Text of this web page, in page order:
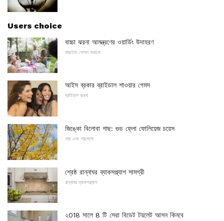
Users choice
বাচ্চা ঝরনা আমন্ত্রণের ওয়ার্ডিং উদাহরণ
বাচ্চাকে গোসল করানো
আইস ব্রকার ব্রাইডাল শাওয়ার গেমস
ব্রাইডাল ঝরনা
জিঙ্কো বিলোবা গাছ: গুড ফ্লো ফোলিয়েজ চয়েস
গাছ এবং গাছপালা
শ্রেষ্ঠ রান্নাঘর ব্যাকসপ্ল্যাশ সামগ্রী
রান্নাঘর ব্যাকসপ্ল্যাশ
২018 সালে 8 টি সেরা বিডেট টয়লেট আসন কিনবে